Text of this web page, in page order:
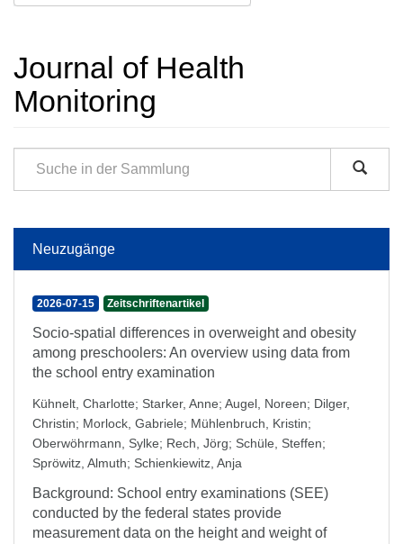
Journal of Health
Monitoring
Neuzugänge
2026-07-15 Zeitschriftenartikel
Socio-spatial differences in overweight and obesity
among preschoolers: An overview using data from
the school entry examination
Kühnelt, Charlotte; Starker, Anne; Augel, Noreen; Dilger,
Christin; Morlock, Gabriele; Mühlenbruch, Kristin;
Oberwöhrmann, Sylke; Rech, Jörg; Schüle, Steffen;
Spröwitz, Almuth; Schienkiewitz, Anja
Background: School entry examinations (SEE)
conducted by the federal states provide
measurement data on the height and weight of